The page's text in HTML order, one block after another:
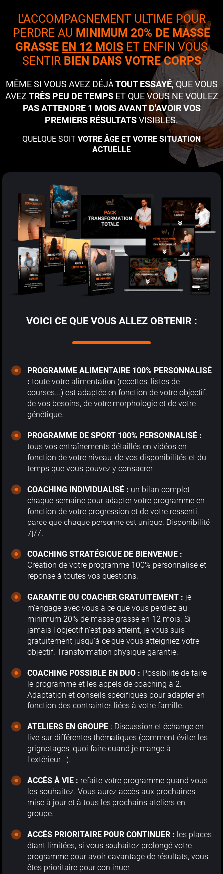
L'ACCOMPAGNEMENT ULTIME POUR
PERDRE AU MINIMUM 20% DE MASSE
GRASSE EN 12 MOIS ET ENFIN VOUS
SENTIR BIEN DANS VOTRE CORPS
MÊME SI VOUS AVEZ DÉJÀTOUT ESSAYÉ, QUE VOUS
AVEZ TRÈS PEU DE TEMPSET QUE VOUS NE VOULEZ
PAS ATTENDRE 1 MOIS AVANT D'AVOIR VOS
PREMIERS RÉSULTATSVISIBLES.
QUELQUE SOIT VOTRE ÂGE ET VOTRE SITUATION
ACTUELLE
VOICI CE QUE VOUS ALLEZ OBTENIR :
PROGRAMME ALIMENTAIRE 100% PERSONNALISÉ
: toute votre alimentation (recettes, listes de
courses...) est adaptée en fonction de votre objectif,
de vos besoins, de votre morphologie et de votre
génétique.
PROGRAMME DE SPORT 100% PERSONNALISÉ :
tous vos entraînements détaillés en vidéos en
fonction de votre niveau, de vos disponibilités et du
temps que vous pouvez y consacrer.
COACHING INDIVIDUALISÉ : un bilan complet
chaque semaine pour adapter votre programme en
fonction de votre progression et de votre ressenti,
parce que chaque personne est unique. Disponibilité
7j/7.
COACHING STRATÉGIQUE DE BIENVENUE :
Création de votre programme 100% personnalisé et
réponse à toutes vos questions.
GARANTIE OU COACHER GRATUITEMENT : je
m'engage avec vous à ce que vous perdiez au
minimum 20% de masse grasse en 12 mois. Si
jamais l'objectif n'est pas atteint, je vous suis
gratuitement jusqu'à ce que vous atteigniez votre
objectif. Transformation physique garantie.
COACHING POSSIBLE EN DUO : Possibilité de faire
le programme et les appels de coaching à 2.
Adaptation et conseils spécifiques pour adapter en
fonction des contraintes liées à votre famille.
ATELIERS EN GROUPE : Discussion et échange en
live sur différentes thématiques (comment éviter les
grignotages, quoi faire quand je mange à
l'extérieur...).
ACCÈS À VIE : refaite votre programme quand vous
les souhaitez. Vous aurez accès aux prochaines
mise à jour et à tous les prochains ateliers en
groupe.
ACCÈS PRIORITAIRE POUR CONTINUER : les places
étant limitées, si vous souhaitez prolongé votre
programme pour avoir davantage de résultats, vous
êtes prioritaire pour continuer.